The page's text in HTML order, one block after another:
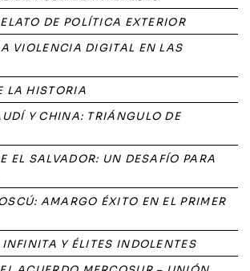
DE POLÍTICA EXTERIOR
VIOLENCIA DIGITAL EN LAS
LA HISTORIA
Y CHINA: TRIÁNGULO DE
EL SALVADOR: UN DESAFÍO PARA
AMARGO ÉXITO EN EL PRIMER
INFINITA Y ÉLITES INDOLENTES